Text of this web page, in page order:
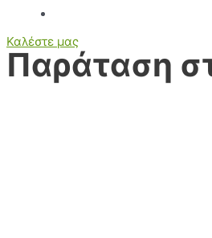
Καλέστε μας
Παράταση